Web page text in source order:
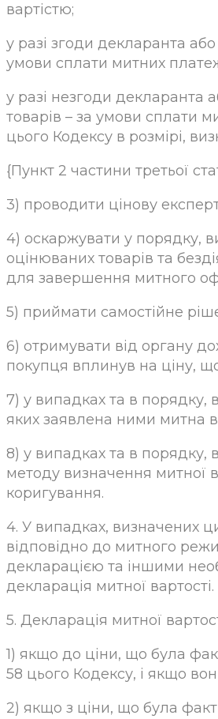
вартістю;
у разі згоди декларанта
умови сплати митних
у разі незгоди декларанта
товарів – за умови сплати
цього Кодексу в розмірі,
{Пункт 2 частини третьої
3) проводити цінову
4) оскаржувати у порядку,
оцінюваних товарів та
для завершення митного
5) приймати самостійне
6) отримувати від органу
покупця вплинув на ціну,
7) у випадках та в порядку,
яких заявлена ними митна
8) у випадках та в порядку,
методу визначення митної
коригування.
4. У випадках, визначених
відповідно до митного
декларацією та іншими
декларація митної вартості.
5. Декларація митної
1) якщо до ціни, що була
58 цього Кодексу, і якщо
2) якщо з ціни, що була